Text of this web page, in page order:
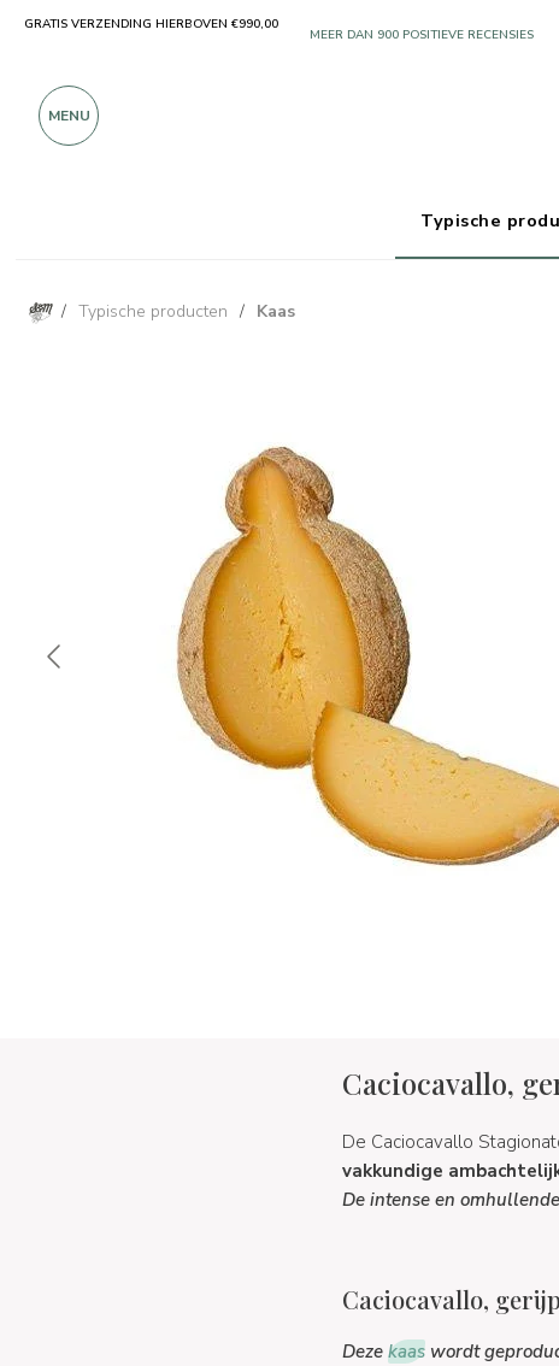
/ Typische producten / Kaas
Caciocavallo,
De Caciocavallo
vakkundige
De intense en
Caciocavallo,
Deze kaaswordt
GRATIS VERZENDING HIERBOVEN €990,00
MENU
Typische